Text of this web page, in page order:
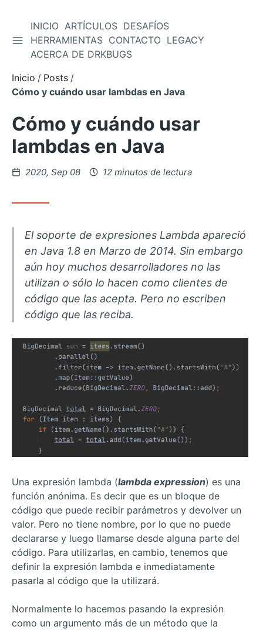
Saltar
contenido
ALTERNAR BARRA LATERAL
INICIO ARTÍCULOS DESAFÍOS
HERRAMIENTAS CONTACTO LEGACY
ACERCA DE DRKBUGS
Inicio
Posts
Cómo y cuándo usar lambdas en Java
Cómo y cuándo usar
lambdas en Java
Posteado
2020, Sep 08 12 minutos de lectura
El soporte de expresiones Lambda apareció
en Java 1.8 en Marzo de 2014. Sin embargo
aún hoy muchos desarrolladores no las
utilizan o sólo lo hacen como clientes de
código que las acepta. Pero no escriben
código que las reciba.
Una expresión lambda (lambda expression) es una
función anónima. Es decir que es un bloque de
código que puede recibir parámetros y devolver un
valor. Pero no tiene nombre, por lo que no puede
declararse y luego llamarse desde alguna parte del
código. Para utilizarlas, en cambio, tenemos que
definir la expresión lambda e inmediatamente
pasarla al código que la utilizará.
Normalmente lo hacemos pasando la expresión
como un argumento más de un método que la